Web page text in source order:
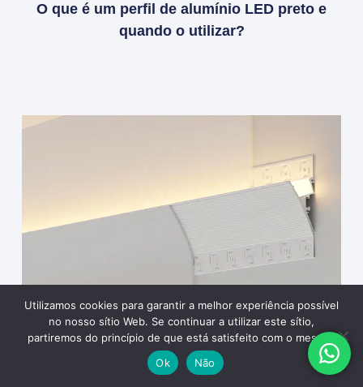
O que é um perfil de alumínio LED preto e
quando o utilizar?
Utilizamos cookies para garantir a melhor experiência possível
no nosso sítio Web. Se continuar a utilizar este sítio,
partiremos do princípio de que está satisfeito com o mesmo.
Ok
Não